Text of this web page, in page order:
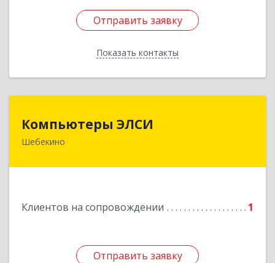
Отправить заявку
Показать контакты
Отправить заявку
Назад
Компьютеры ЭЛСИ
Шебекино
Клиентов на сопровождении 1
Отправить заявку
Отправить заявку